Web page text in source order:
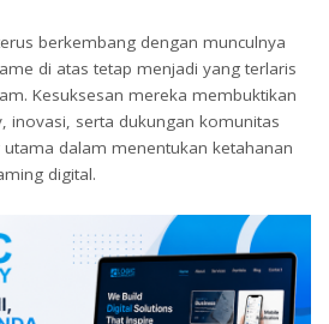
berkembang dengan munculnya
di atas tetap menjadi yang terlaris
Kesuksesan mereka membuktikan
inovasi, serta dukungan komunitas
dalam menentukan ketahanan
digital.